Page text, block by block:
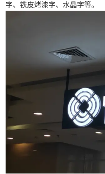
字、铁皮烤漆字、水晶字等。